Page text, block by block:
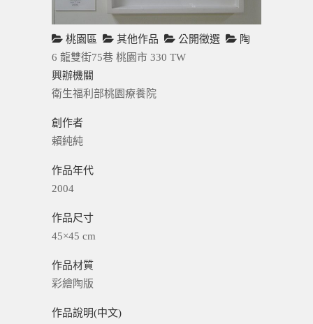
桃園區 其他作品 公開徵選
陶
6 龍雙街75巷 桃園市 330 TW
興辦機關
衛生福利部桃園療養院
創作者
賴純純
作品年代
2004
作品尺寸
45×45 cm
作品材質
彩繪陶版
作品說明(中文)